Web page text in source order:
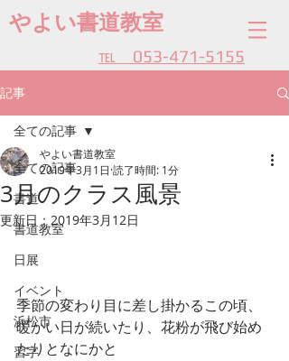
やよい書道教室
​℡ 053-471-5155
記事
全ての記事
書道
書道教室
日展
イベント
浜松市
習字
全ての記事
3月のクラス風景
やよい書道教室
2019年3月1日 読了時間: 1分
更新日：2019年3月12日
季節の変わり目に差し掛かるこの頃、
暖かい日が続いたり、花粉が飛び始め
たりとなにかと